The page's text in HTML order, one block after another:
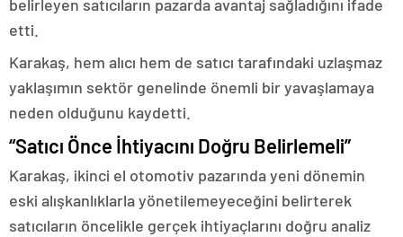
belirleyen satıcıların pazarda avantaj sağladığını ifade
etti.
Karakaş, hem alıcı hem de satıcı tarafındaki uzlaşmaz
yaklaşımın sektör genelinde önemli bir yavaşlamaya
neden olduğunu kaydetti.
“Satıcı Önce İhtiyacını Doğru Belirlemeli”
Karakaş, ikinci el otomotiv pazarında yeni dönemin
eski alışkanlıklarla yönetilemeyeceğini belirterek
satıcıların öncelikle gerçek ihtiyaçlarını doğru analiz